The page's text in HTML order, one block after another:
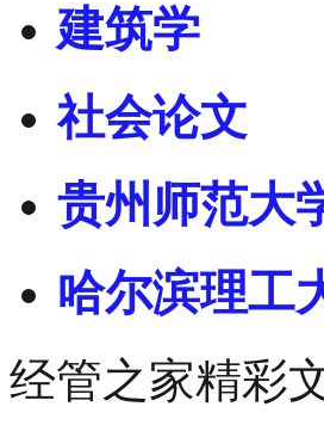
建筑学
社会论文
贵州师范大
哈尔滨理工
经管之家精彩